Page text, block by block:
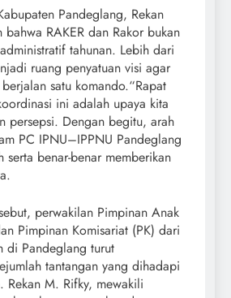
Pandeglang, Rekan
bahwa RAKER dan Rakor bukan
tahunan. Lebih dari
ruang penyatuan visi agar
satu komando.“Rapat
ini adalah upaya kita
persepsi. Dengan begitu, arah
PC IPNU–IPPNU Pandeglang
serta benar-benar memberikan
perwakilan Pimpinan Anak
Pimpinan Komisariat (PK) dari
di Pandeglang turut
tantangan yang dihadapi
Rekan M. Rifky, mewakili